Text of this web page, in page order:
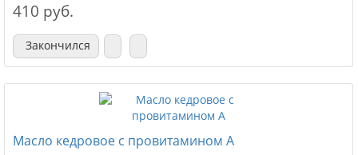
410 руб.
Закончился
Масло кедровое с провитамином А